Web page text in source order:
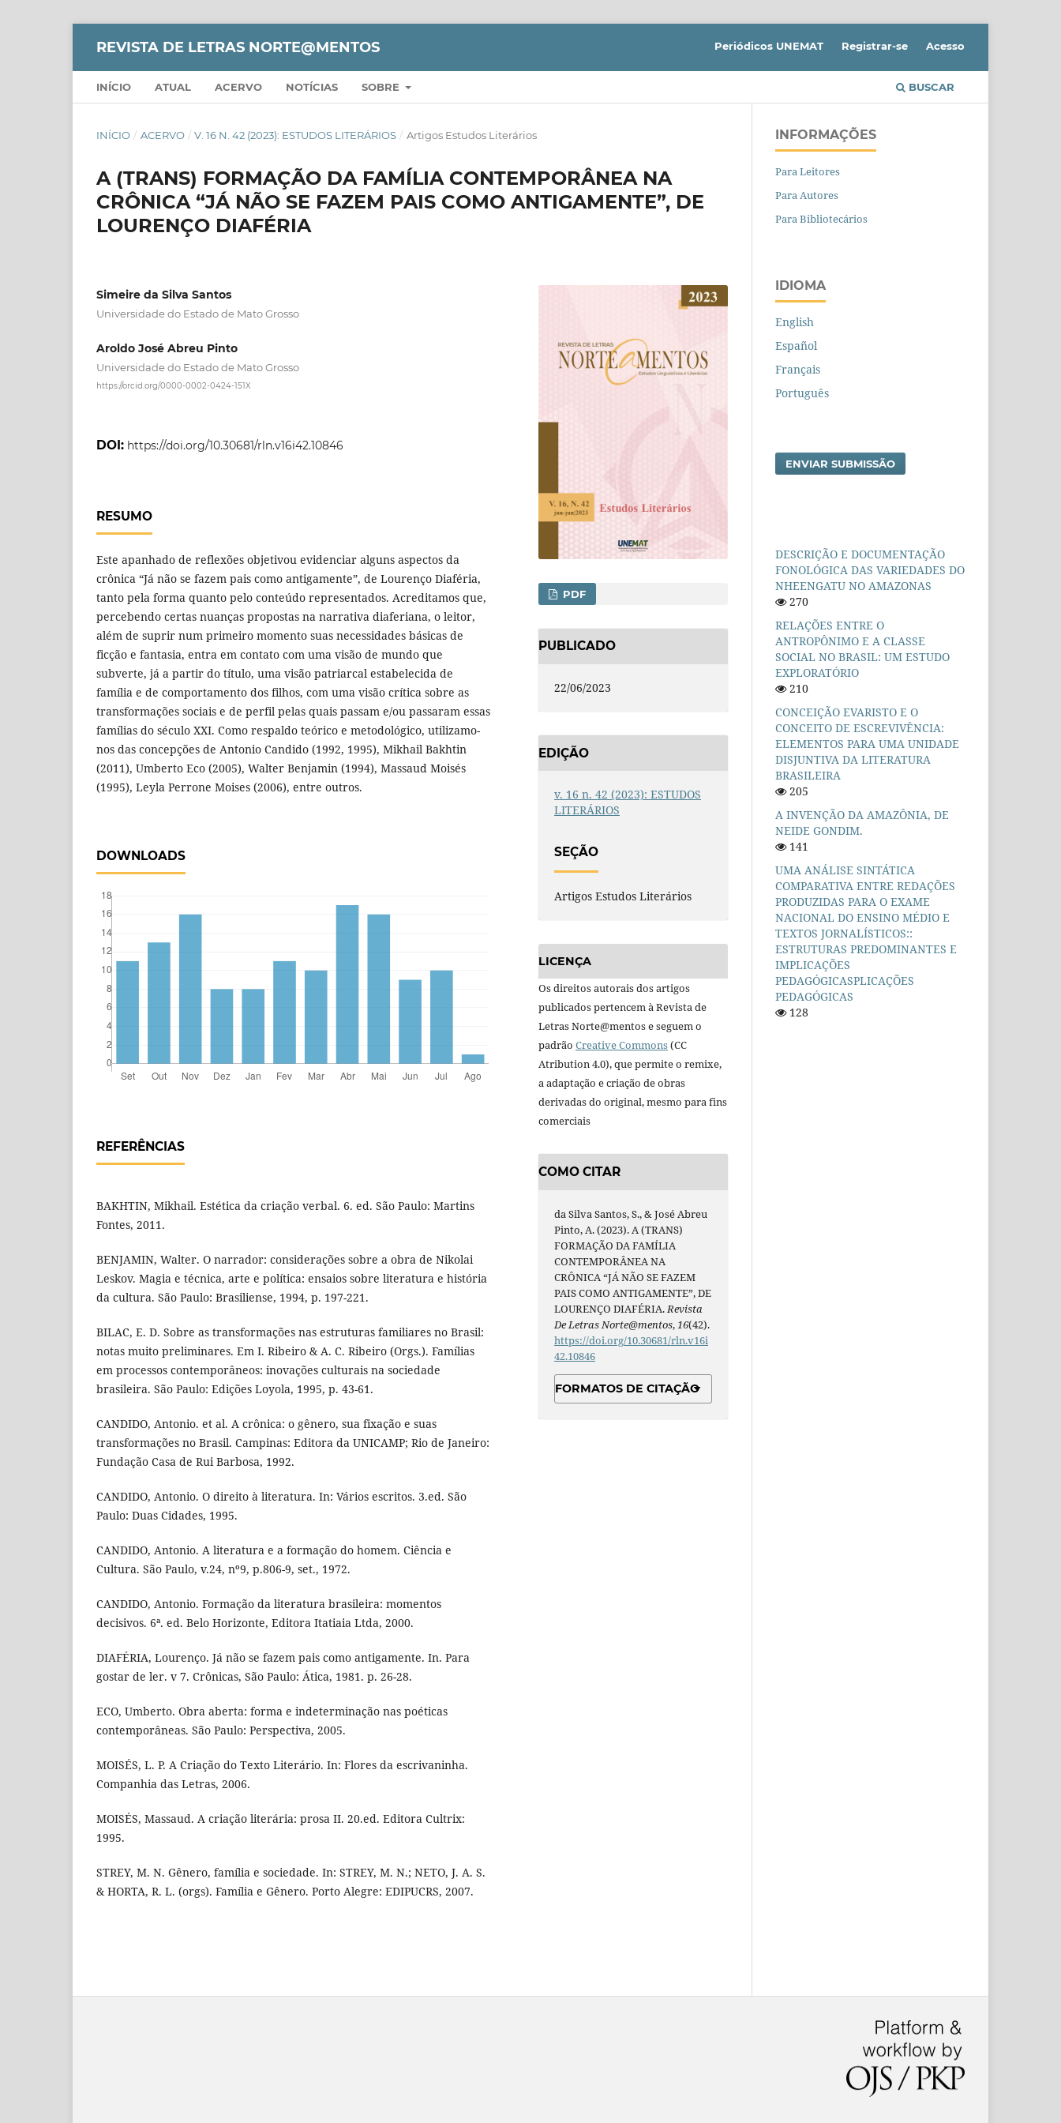
REVISTA DE LETRAS NORTE@MENTOS
INÍCIO ATUAL ACERVO NOTÍCIAS SOBRE BUSCAR
Periódicos UNEMAT Registrar-se Acesso
INÍCIO / ACERVO / V. 16 N. 42 (2023): ESTUDOS LITERÁRIOS / Artigos Estudos Literários
A (TRANS) FORMAÇÃO DA FAMÍLIA CONTEMPORÂNEA NA
CRÔNICA “JÁ NÃO SE FAZEM PAIS COMO ANTIGAMENTE”, DE
LOURENÇO DIAFÉRIA
Simeire da Silva Santos
Universidade do Estado de Mato Grosso
Aroldo José Abreu Pinto
Universidade do Estado de Mato Grosso
https://orcid.org/0000-0002-0424-151X
DOI: https://doi.org/10.30681/rln.v16i42.10846
RESUMO
Este apanhado de reflexões objetivou evidenciar alguns aspectos da
crônica “Já não se fazem pais como antigamente”, de Lourenço Diaféria,
tanto pela forma quanto pelo conteúdo representados. Acreditamos que,
percebendo certas nuanças propostas na narrativa diaferiana, o leitor,
além de suprir num primeiro momento suas necessidades básicas de
ficção e fantasia, entra em contato com uma visão de mundo que
subverte, já a partir do título, uma visão patriarcal estabelecida de
família e de comportamento dos filhos, com uma visão crítica sobre as
transformações sociais e de perfil pelas quais passam e/ou passaram essas
famílias do século XXI. Como respaldo teórico e metodológico, utilizamo-
nos das concepções de Antonio Candido (1992, 1995), Mikhail Bakhtin
(2011), Umberto Eco (2005), Walter Benjamin (1994), Massaud Moisés
(1995), Leyla Perrone Moises (2006), entre outros.
DOWNLOADS
REFERÊNCIAS
BAKHTIN, Mikhail. Estética da criação verbal. 6. ed. São Paulo: Martins
Fontes, 2011.
BENJAMIN, Walter. O narrador: considerações sobre a obra de Nikolai
Leskov. Magia e técnica, arte e política: ensaios sobre literatura e história
da cultura. São Paulo: Brasiliense, 1994, p. 197-221.
BILAC, E. D. Sobre as transformações nas estruturas familiares no Brasil:
notas muito preliminares. Em I. Ribeiro & A. C. Ribeiro (Orgs.). Famílias
em processos contemporâneos: inovações culturais na sociedade
brasileira. São Paulo: Edições Loyola, 1995, p. 43-61.
CANDIDO, Antonio. et al. A crônica: o gênero, sua fixação e suas
transformações no Brasil. Campinas: Editora da UNICAMP; Rio de Janeiro:
Fundação Casa de Rui Barbosa, 1992.
CANDIDO, Antonio. O direito à literatura. In: Vários escritos. 3.ed. São
Paulo: Duas Cidades, 1995.
CANDIDO, Antonio. A literatura e a formação do homem. Ciência e
Cultura. São Paulo, v.24, nº9, p.806-9, set., 1972.
CANDIDO, Antonio. Formação da literatura brasileira: momentos
decisivos. 6ª. ed. Belo Horizonte, Editora Itatiaia Ltda, 2000.
DIAFÉRIA, Lourenço. Já não se fazem pais como antigamente. In. Para
gostar de ler. v 7. Crônicas, São Paulo: Ática, 1981. p. 26-28.
ECO, Umberto. Obra aberta: forma e indeterminação nas poéticas
contemporâneas. São Paulo: Perspectiva, 2005.
MOISÉS, L. P. A Criação do Texto Literário. In: Flores da escrivaninha.
Companhia das Letras, 2006.
MOISÉS, Massaud. A criação literária: prosa II. 20.ed. Editora Cultrix:
1995.
STREY, M. N. Gênero, família e sociedade. In: STREY, M. N.; NETO, J. A. S.
& HORTA, R. L. (orgs). Família e Gênero. Porto Alegre: EDIPUCRS, 2007.
PDF
PUBLICADO
22/06/2023
EDIÇÃO
v. 16 n. 42 (2023): ESTUDOS
LITERÁRIOS
SEÇÃO
Artigos Estudos Literários
LICENÇA
Os direitos autorais dos artigos
publicados pertencem à Revista de
Letras Norte@mentos e seguem o
padrão Creative Commons(CC
Atribution 4.0), que permite o remixe,
a adaptação e criação de obras
derivadas do original, mesmo para fins
comerciais
COMO CITAR
da Silva Santos, S., & José Abreu
Pinto, A. (2023). A (TRANS)
FORMAÇÃO DA FAMÍLIA
CONTEMPORÂNEA NA
CRÔNICA “JÁ NÃO SE FAZEM
PAIS COMO ANTIGAMENTE”, DE
LOURENÇO DIAFÉRIA. Revista
De Letras Norte@mentos, 16(42).
https://doi.org/10.30681/rln.v16i
42.10846
FORMATOS DE CITAÇÃO
INFORMAÇÕES
Para Leitores
Para Autores
Para Bibliotecários
IDIOMA
English
Español
Français
Português
ENVIAR SUBMISSÃO
DESCRIÇÃO E DOCUMENTAÇÃO
FONOLÓGICA DAS VARIEDADES DO
NHEENGATU NO AMAZONAS
270
RELAÇÕES ENTRE O
ANTROPÔNIMO E A CLASSE
SOCIAL NO BRASIL: UM ESTUDO
EXPLORATÓRIO
210
CONCEIÇÃO EVARISTO E O
CONCEITO DE ESCREVIVÊNCIA:
ELEMENTOS PARA UMA UNIDADE
DISJUNTIVA DA LITERATURA
BRASILEIRA
205
A INVENÇÃO DA AMAZÔNIA, DE
NEIDE GONDIM.
141
UMA ANÁLISE SINTÁTICA
COMPARATIVA ENTRE REDAÇÕES
PRODUZIDAS PARA O EXAME
NACIONAL DO ENSINO MÉDIO E
TEXTOS JORNALÍSTICOS::
ESTRUTURAS PREDOMINANTES E
IMPLICAÇÕES
PEDAGÓGICASPLICAÇÕES
PEDAGÓGICAS
128